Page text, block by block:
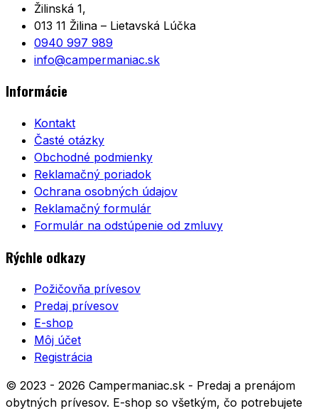
Žilinská 1,
013 11 Žilina – Lietavská Lúčka
0940 997 989
info@campermaniac.sk
Informácie
Kontakt
Časté otázky
Obchodné podmienky
Reklamačný poriadok
Ochrana osobných údajov
Reklamačný formulár
Formulár na odstúpenie od zmluvy
Rýchle odkazy
Požičovňa prívesov
Predaj prívesov
E-shop
Môj účet
Registrácia
© 2023 - 2026 Campermaniac.sk - Predaj a prenájom
obytných prívesov. E-shop so všetkým, čo potrebujete